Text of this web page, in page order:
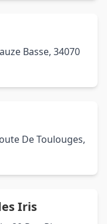
Basse, 34070
De Toulouges,
Iris